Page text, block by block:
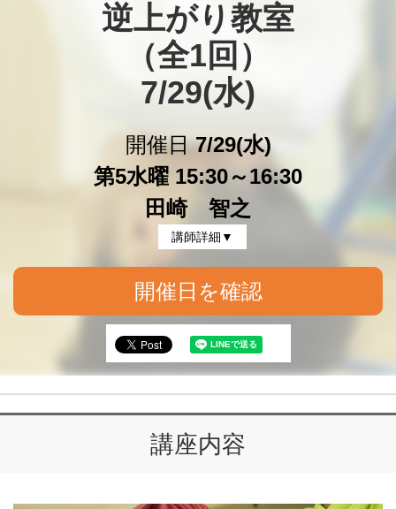
逆上がり教室
（全1回）
7/29(水)
開催日7/29(水)
第5水曜 15:30～16:30
田崎 智之
講師詳細▼
開催日を確認
講座内容